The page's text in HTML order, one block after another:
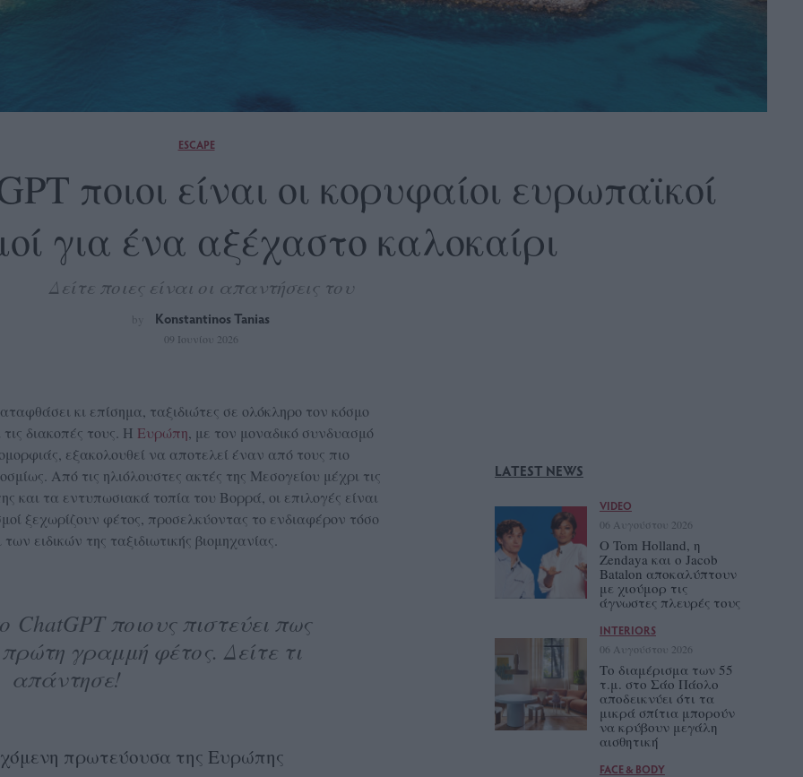
ESCAPE
ποιοι είναι οι κορυφαίοι ευρωπαϊκοί
για ένα αξέχαστο καλοκαίρι
Δείτε ποιες είναι οι απαντήσεις του
by Konstantinos Tanias
09 Ιουνίου 2026
κι επίσημα, ταξιδιώτες σε ολόκληρο τον κόσμο
διακοπές τους. Η Ευρώπη, με τον μοναδικό συνδυασμό
εξακολουθεί να αποτελεί έναν από τους πιο
Από τις ηλιόλουστες ακτές της Μεσογείου μέχρι τις
και τα εντυπωσιακά τοπία του Βορρά, οι επιλογές είναι
ξεχωρίζουν φέτος, προσελκύοντας το ενδιαφέρον τόσο
ειδικών της ταξιδιωτικής βιομηχανίας.
ChatGPT ποιους πιστεύει πως
γραμμή φέτος. Δείτε τι
απάντησε!
πρωτεύουσα της Ευρώπης
LATEST NEWS
VIDEO
06 Αυγούστου 2026
Ο Tom Holland, η
Zendaya και ο Jacob
Batalon αποκαλύπτουν
με χιούμορ τις
άγνωστες πλευρές τους
INTERIORS
06 Αυγούστου 2026
Το διαμέρισμα των 55
τ.μ. στο Σάο Πάολο
αποδεικνύει ότι τα
μικρά σπίτια μπορούν
να κρύβουν μεγάλη
αισθητική
FACE & BODY